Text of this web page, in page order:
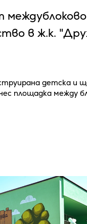
междублоково
в ж.к.
детска и
площадка между